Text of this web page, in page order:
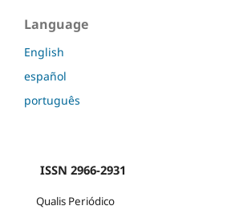
Language
English
español
português
ISSN 2966-2931
Qualis Periódico